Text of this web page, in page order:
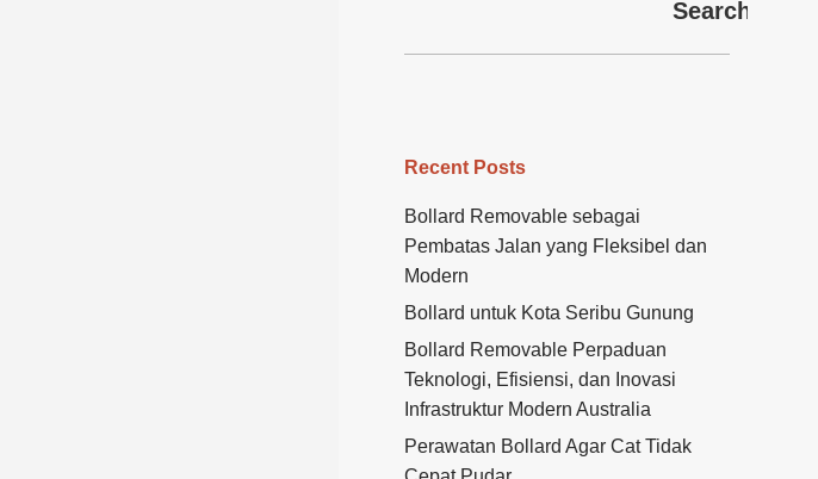
Search
Recent Posts
Bollard Removable sebagai
Pembatas Jalan yang Fleksibel dan
Modern
Bollard untuk Kota Seribu Gunung
Bollard Removable Perpaduan
Teknologi, Efisiensi, dan Inovasi
Infrastruktur Modern Australia
Perawatan Bollard Agar Cat Tidak